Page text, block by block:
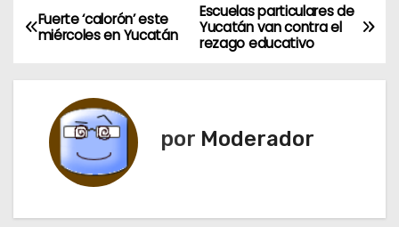
N
Escuelas particulares de
Yucatán van contra el
rezago educativo
Fuerte ‘calorón’ este
miércoles en Yucatán
por Moderador